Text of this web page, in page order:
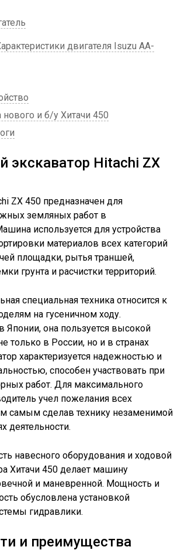
двигателя Isuzu AA-
нового и б/у Хитачи 450
экскаватор Hitachi ZX
ZX 450 предназначен для
земляных работ в
используется для устройства
материалов всех категорий
площадки, рытья траншей,
грунта и расчистки территорий.
специальная техника относится к
на гусеничном ходу.
Японии, она пользуется высокой
только в России, но и в странах
характеризуется надежностью и
способен участвовать при
работ. Для максимального
учел пожелания всех
самым сделав технику незаменимой
деятельности.
навесного оборудования и ходовой
Хитачи 450 делает машину
и маневренной. Мощность и
обусловлена установкой
гидравлики.
и преимущества